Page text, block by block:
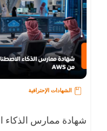
الشهادات الإحترافية
شهادة ممارس الذكاء